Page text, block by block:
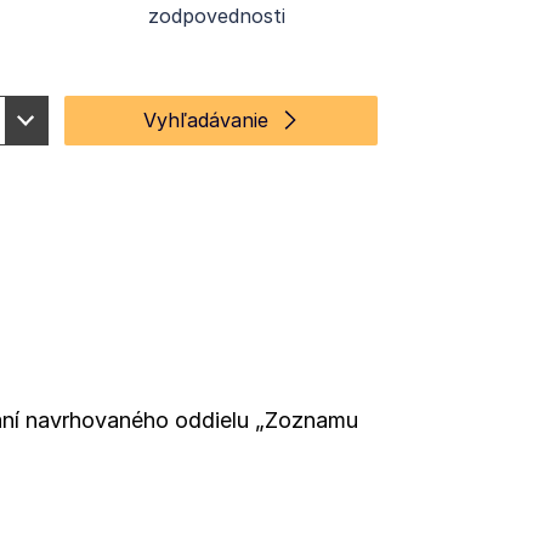
zodpovednosti
Vyhľadávanie
navrhovaného oddielu „Zoznamu